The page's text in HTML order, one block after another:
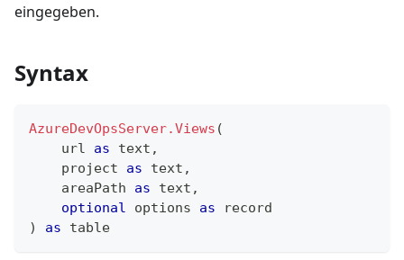
eingegeben.
Syntax
AzureDevOpsServer.Views (
    url
as text ,
    project
as text ,
    areaPath
as text ,
optional options as
record
)
as table